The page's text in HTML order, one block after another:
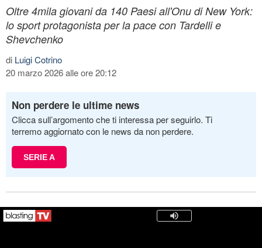
Oltre 4mila giovani da 140 Paesi all'Onu di New York:
lo sport protagonista per la pace con Tardelli e
Shevchenko
di Luigi Cotrino
20 marzo 2026 alle ore 20:12
Non perdere le ultime news
Clicca sull’argomento che ti interessa per seguirlo. Ti
terremo aggiornato con le news da non perdere.
SERIE A